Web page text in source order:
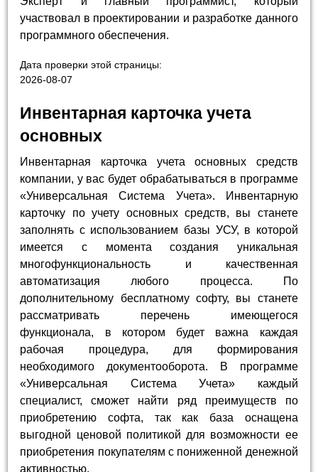
участвовал в проектировании и разработке данного
программного обеспечения.
Дата проверки этой страницы:
2026-08-07
Инвентарная карточка учета
основных
Инвентарная карточка учета основных средств
компании, у вас будет обрабатываться в программе
«Универсальная Система Учета». Инвентарную
карточку по учету основных средств, вы станете
заполнять с использованием базы УСУ, в которой
имеется с момента создания уникальная
многофункциональность и качественная
автоматизация любого процесса. По
дополнительному бесплатному софту, вы станете
рассматривать перечень имеющегося
функционала, в котором будет важна каждая
рабочая процедура, для формирования
необходимого документооборота. В программе
«Универсальная Система Учета» каждый
специалист, сможет найти ряд преимуществ по
приобретению софта, так как база оснащена
выгодной ценовой политикой для возможности ее
приобретения покупателям с пониженной денежной
активностью.